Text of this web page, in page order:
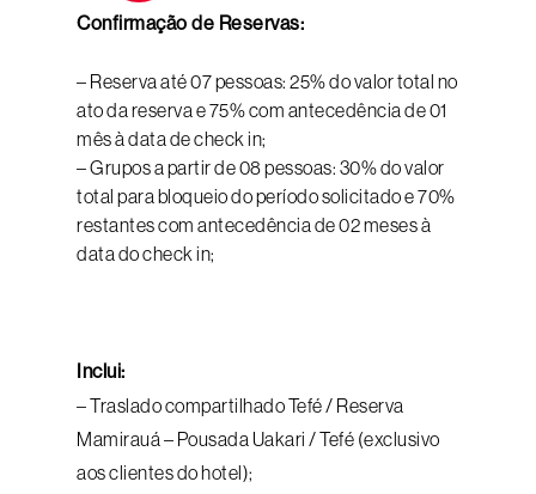
Confirmação de Reservas:
– Reserva até 07 pessoas: 25% do valor total no
ato da reserva e 75% com antecedência de 01
mês à data de check in;
– Grupos a partir de 08 pessoas: 30% do valor
total para bloqueio do período solicitado e 70%
restantes com antecedência de 02 meses à
data do check in;
Inclui:
– Traslado compartilhado Tefé / Reserva
Mamirauá – Pousada Uakari / Tefé (exclusivo
aos clientes do hotel);